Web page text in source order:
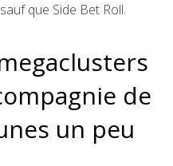
que Side Bet Roll.
de
un peu